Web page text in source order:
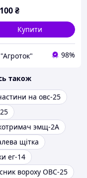
100₴
Купити
98%
також
на овс-25
эмщ-2А
щітка
ег-14
вороху ОВС-25